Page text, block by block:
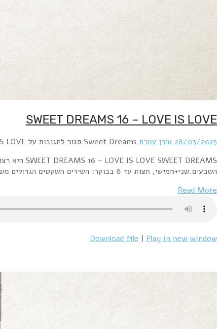
SWEET DREAMS 16 – LOVE IS LOVE SWEET DREAMS היא רצועה לילית בתחנת הרדיו האינטרנטית "רדיו פלוס" www.radioplus.co.ilראשון + רביעי, חצות עד 6 בבוקר: השירים השקטים הגדולים משנות